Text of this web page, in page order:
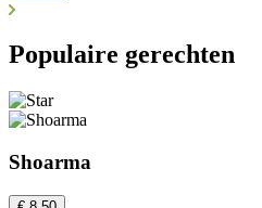
Populaire gerechten
Shoarma